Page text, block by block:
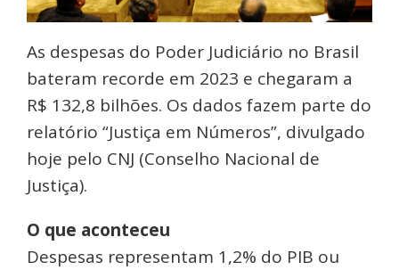
As despesas do Poder Judiciário no Brasil
bateram recorde em 2023 e chegaram a
R$ 132,8 bilhões. Os dados fazem parte do
relatório “Justiça em Números”, divulgado
hoje pelo CNJ (Conselho Nacional de
Justiça).
O que aconteceu
Despesas representam 1,2% do PIB ou